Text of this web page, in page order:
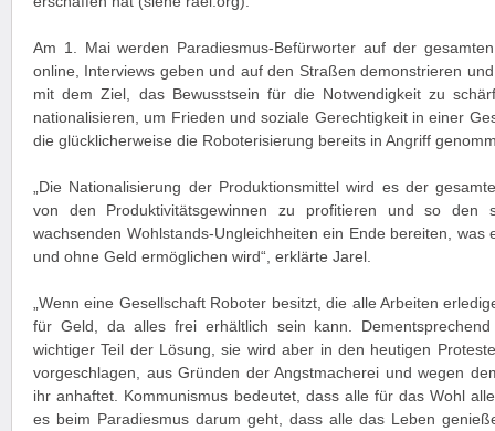
Am 1. Mai werden Paradiesmus-Befürworter auf der
online, Interviews geben und auf den Straßen demonstrieren
mit dem Ziel, das Bewusstsein für die Notwendigkeit zu
nationalisieren, um Frieden und soziale Gerechtigkeit in einer
die glücklicherweise die Roboterisierung bereits in Angriff
„Die Nationalisierung der Produktionsmittel wird es der
von den Produktivitätsgewinnen zu profitieren und so den
wachsenden Wohlstands-Ungleichheiten ein Ende bereiten, was
und ohne Geld ermöglichen wird“, erklärte Jarel.
„Wenn eine Gesellschaft Roboter besitzt, die alle Arbeiten
für Geld, da alles frei erhältlich sein kann.
wichtiger Teil der Lösung, sie wird aber in den heutigen
vorgeschlagen, aus Gründen der Angstmacherei und wegen
ihr anhaftet. Kommunismus bedeutet, dass alle für das Wohl
es beim Paradiesmus darum geht, dass alle das Leben